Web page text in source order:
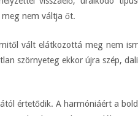
nem váltja őt.
vált elátkozottá meg nem
szörnyeteg ekkor újra szép,
értetődik. A harmóniáért a